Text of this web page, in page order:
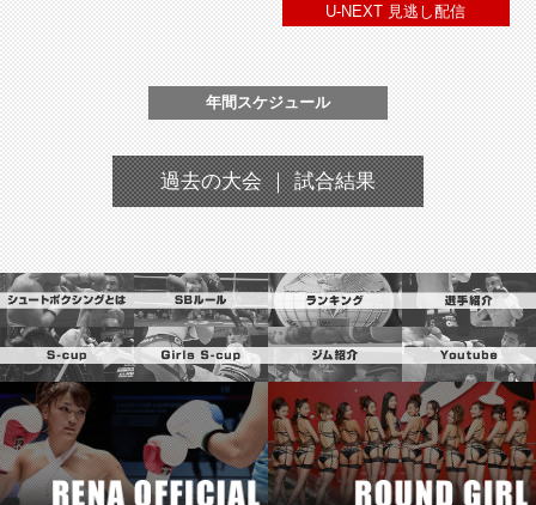
U-NEXT 見逃し配信
年間スケジュール
過去の大会 ｜ 試合結果